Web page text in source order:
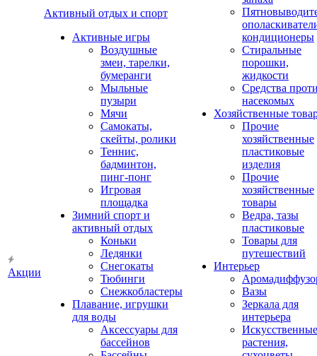
Акции
Активный отдых и спорт
Активные игры
Воздушные
змеи, тарелки,
бумеранги
Мыльные
пузыри
Мячи
Самокаты,
скейты, ролики
Теннис,
бадминтон,
пинг-понг
Игровая
площадка
Зимний спорт и
активный отдых
Коньки
Ледянки
Снегокаты
Тюбинги
Снежкобластеры
Плавание, игрушки
для воды
Аксессуары для
бассейнов
кондиционеры
Стиральные
порошки,
жидкости
Средства
насекомых
Хозяйственные
Прочие
хозяйственные
пластиковые
изделия
Прочие
хозяйственные
товары
Ведра, тазы
пластиковые
Товары для
путешествий
Интерьер
Вазы
Зеркала для
интерьера
Искусственные
растения,